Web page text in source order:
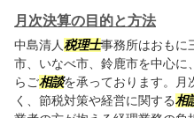
月次決算の目的と方法
中島清人税理士事務所はおもに
市、いなべ市、鈴鹿市を中心
らご相談を承っております。月
く、節税対策や経営に関する相